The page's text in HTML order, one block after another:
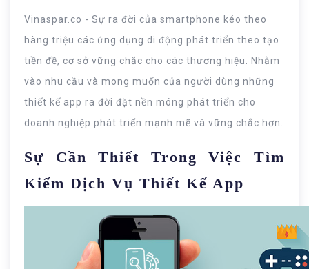
Vinaspar.co - Sự ra đời của smartphone kéo theo
hàng triệu các ứng dụng di động phát triển theo tạo
tiền đề, cơ sở vững chắc cho các thương hiệu. Nhằm
vào nhu cầu và mong muốn của người dùng những
thiết kế app ra đời đặt nền móng phát triển cho
doanh nghiệp phát triển mạnh mẽ và vững chắc hơn.
Sự Cần Thiết Trong Việc Tìm
Kiếm Dịch Vụ Thiết Kế App